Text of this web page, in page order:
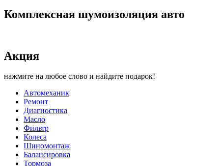
Комплексная шумоизоляция авто
Акция
нажмите на любое слово и найдите подарок!
Автомеханик
Ремонт
Диагностика
Масло
Фильтр
Колеса
Шиномонтаж
Балансировка
Тормоза